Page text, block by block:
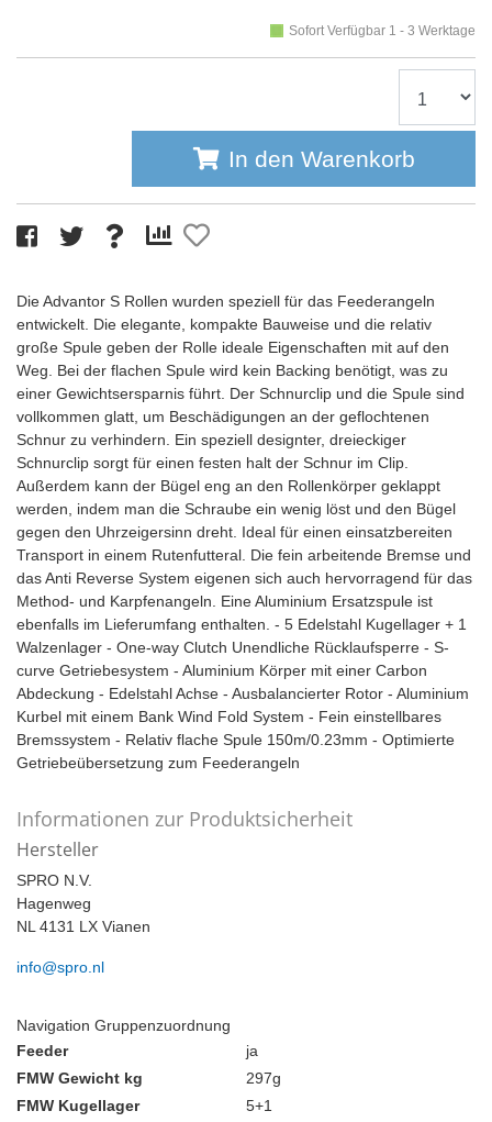
Sofort Verfügbar 1 - 3 Werktage
In den Warenkorb
Die Advantor S Rollen wurden speziell für das Feederangeln
entwickelt. Die elegante, kompakte Bauweise und die relativ
große Spule geben der Rolle ideale Eigenschaften mit auf den
Weg. Bei der flachen Spule wird kein Backing benötigt, was zu
einer Gewichtsersparnis führt. Der Schnurclip und die Spule sind
vollkommen glatt, um Beschädigungen an der geflochtenen
Schnur zu verhindern. Ein speziell designter, dreieckiger
Schnurclip sorgt für einen festen halt der Schnur im Clip.
Außerdem kann der Bügel eng an den Rollenkörper geklappt
werden, indem man die Schraube ein wenig löst und den Bügel
gegen den Uhrzeigersinn dreht. Ideal für einen einsatzbereiten
Transport in einem Rutenfutteral. Die fein arbeitende Bremse und
das Anti Reverse System eigenen sich auch hervorragend für das
Method- und Karpfenangeln. Eine Aluminium Ersatzspule ist
ebenfalls im Lieferumfang enthalten. - 5 Edelstahl Kugellager + 1
Walzenlager - One-way Clutch Unendliche Rücklaufsperre - S-
curve Getriebesystem - Aluminium Körper mit einer Carbon
Abdeckung - Edelstahl Achse - Ausbalancierter Rotor - Aluminium
Kurbel mit einem Bank Wind Fold System - Fein einstellbares
Bremssystem - Relativ flache Spule 150m/0.23mm - Optimierte
Getriebeübersetzung zum Feederangeln
Informationen zur Produktsicherheit
Hersteller
SPRO N.V.
Hagenweg
NL 4131 LX Vianen
info@spro.nl
Navigation Gruppenzuordnung
Feeder
ja
FMW Gewicht kg
297g
FMW Kugellager
5+1